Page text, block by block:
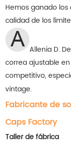
Hemos ganado
calidad de los
Allenia D.
correa ajustable
competitivo,
vintage.
Fabricante de
Caps Factory
Taller de fábrica